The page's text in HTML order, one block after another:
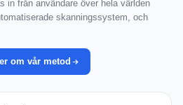
in från användare över hela världen
skanningssystem, och
om vår metod